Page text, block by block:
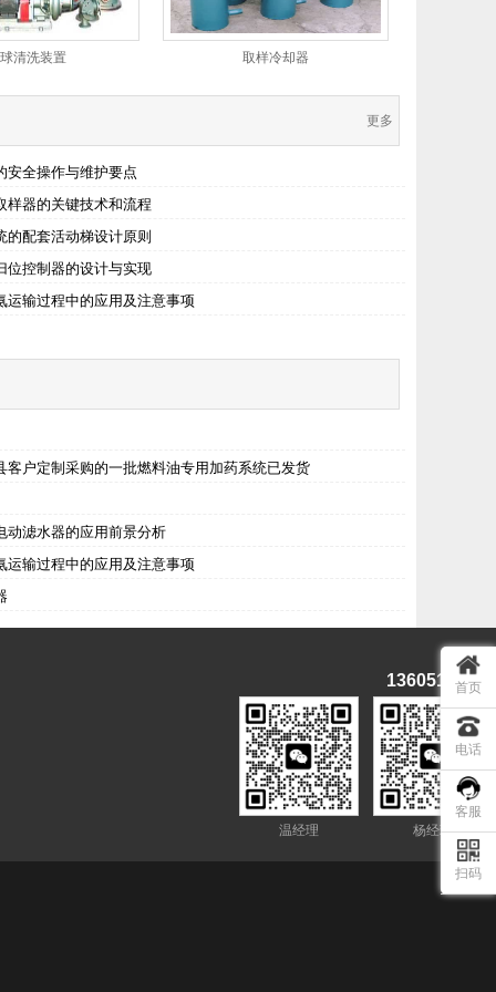
清洗装置 取样冷却器
更多
安全操作与维护要点
样器的关键技术和流程
的配套活动梯设计原则
位控制器的设计与实现
运输过程中的应用及注意事项
客户定制采购的一批燃料油专用加药系统已发货
动滤水器的应用前景分析
运输过程中的应用及注意事项
服务热线
13605137005
温经理 杨经理
首页
电话
客服
扫码